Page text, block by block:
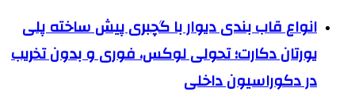
انواع قاب بندی دیوار با گچبری پیش ساخته پلی
یورتان دکارت؛ تحولی لوکس، فوری و بدون تخریب
در دکوراسیون داخلی